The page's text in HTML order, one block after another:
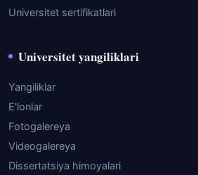
Universitet sertifikatlari
Universitet yangiliklari
Yangiliklar
E'lonlar
Fotogalereya
Videogalereya
Dissertatsiya himoyalari